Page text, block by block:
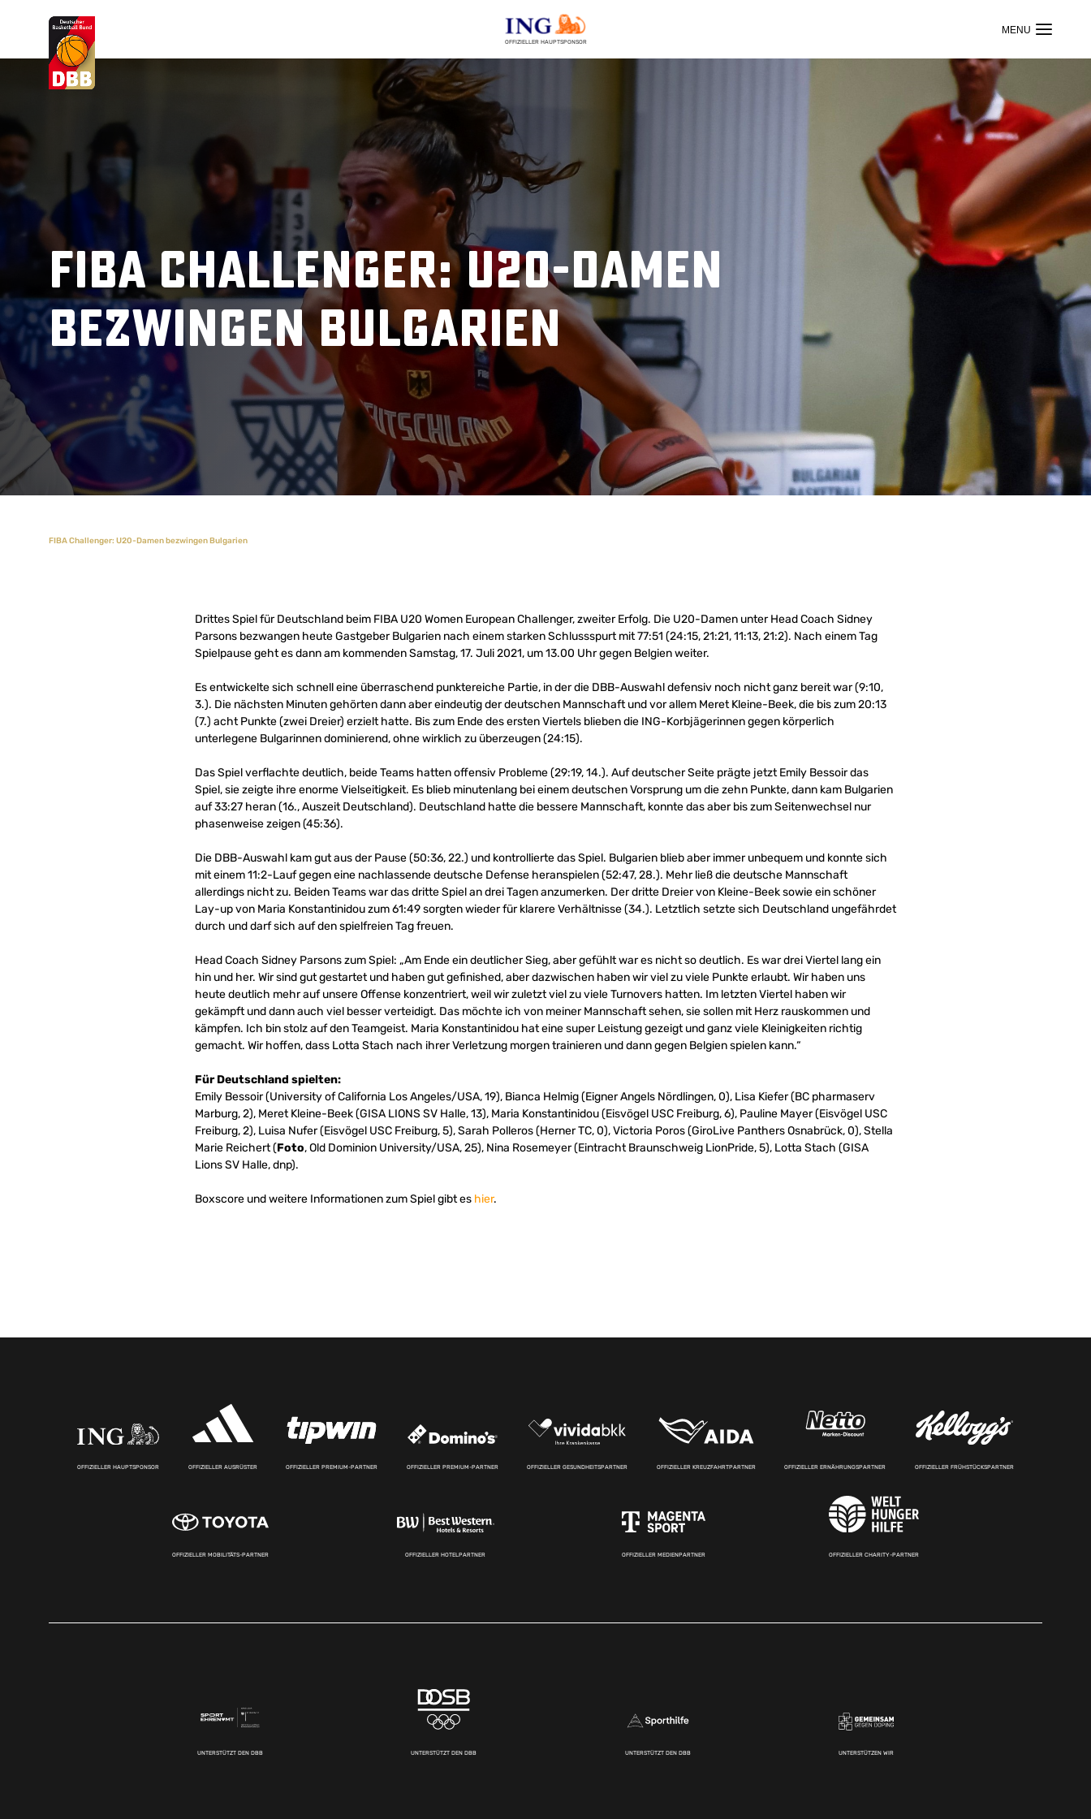
OFFIZIELLER HAUPTSPONSOR
Suchvorschläge
Amet Valputo
FIBA Challenger: U20-Damen
bezwingen Bulgarien
FIBA Challenger: U20-Damen bezwingen Bulgarien
Drittes Spiel für Deutschland beim FIBA U20 Women European Challenger, zweiter Erfolg. Die U20-Damen unter Head Coach Sidney
Parsons bezwangen heute Gastgeber Bulgarien nach einem starken Schlussspurt mit 77:51 (24:15, 21:21, 11:13, 21:2). Nach einem Tag
Spielpause geht es dann am kommenden Samstag, 17. Juli 2021, um 13.00 Uhr gegen Belgien weiter.
Es entwickelte sich schnell eine überraschend punktereiche Partie, in der die DBB-Auswahl defensiv noch nicht ganz bereit war (9:10,
3.). Die nächsten Minuten gehörten dann aber eindeutig der deutschen Mannschaft und vor allem Meret Kleine-Beek, die bis zum 20:13
(7.) acht Punkte (zwei Dreier) erzielt hatte. Bis zum Ende des ersten Viertels blieben die ING-Korbjägerinnen gegen körperlich
unterlegene Bulgarinnen dominierend, ohne wirklich zu überzeugen (24:15).
Das Spiel verflachte deutlich, beide Teams hatten offensiv Probleme (29:19, 14.). Auf deutscher Seite prägte jetzt Emily Bessoir das
Spiel, sie zeigte ihre enorme Vielseitigkeit. Es blieb minutenlang bei einem deutschen Vorsprung um die zehn Punkte, dann kam Bulgarien
auf 33:27 heran (16., Auszeit Deutschland). Deutschland hatte die bessere Mannschaft, konnte das aber bis zum Seitenwechsel nur
phasenweise zeigen (45:36).
Die DBB-Auswahl kam gut aus der Pause (50:36, 22.) und kontrollierte das Spiel. Bulgarien blieb aber immer unbequem und konnte sich
mit einem 11:2-Lauf gegen eine nachlassende deutsche Defense heranspielen (52:47, 28.). Mehr ließ die deutsche Mannschaft
allerdings nicht zu. Beiden Teams war das dritte Spiel an drei Tagen anzumerken. Der dritte Dreier von Kleine-Beek sowie ein schöner
Lay-up von Maria Konstantinidou zum 61:49 sorgten wieder für klarere Verhältnisse (34.). Letztlich setzte sich Deutschland ungefährdet
durch und darf sich auf den spielfreien Tag freuen.
Head Coach Sidney Parsons zum Spiel: „Am Ende ein deutlicher Sieg, aber gefühlt war es nicht so deutlich. Es war drei Viertel lang ein
hin und her. Wir sind gut gestartet und haben gut gefinished, aber dazwischen haben wir viel zu viele Punkte erlaubt. Wir haben uns
heute deutlich mehr auf unsere Offense konzentriert, weil wir zuletzt viel zu viele Turnovers hatten. Im letzten Viertel haben wir
gekämpft und dann auch viel besser verteidigt. Das möchte ich von meiner Mannschaft sehen, sie sollen mit Herz rauskommen und
kämpfen. Ich bin stolz auf den Teamgeist. Maria Konstantinidou hat eine super Leistung gezeigt und ganz viele Kleinigkeiten richtig
gemacht. Wir hoffen, dass Lotta Stach nach ihrer Verletzung morgen trainieren und dann gegen Belgien spielen kann.“
Für Deutschland spielten:
Emily Bessoir (University of California Los Angeles/USA, 19), Bianca Helmig (Eigner Angels Nördlingen, 0), Lisa Kiefer (BC pharmaserv
Marburg, 2), Meret Kleine-Beek (GISA LIONS SV Halle, 13), Maria Konstantinidou (Eisvögel USC Freiburg, 6), Pauline Mayer (Eisvögel USC
Freiburg, 2), Luisa Nufer (Eisvögel USC Freiburg, 5), Sarah Polleros (Herner TC, 0), Victoria Poros (GiroLive Panthers Osnabrück, 0), Stella
Marie Reichert (Foto, Old Dominion University/USA, 25), Nina Rosemeyer (Eintracht Braunschweig LionPride, 5), Lotta Stach (GISA
Lions SV Halle, dnp).
Boxscore und weitere Informationen zum Spiel gibt es hier.
OFFIZIELLER HAUPTSPONSOR OFFIZIELLER AUSRÜSTER OFFIZIELLER PREMIUM-PARTNER OFFIZIELLER PREMIUM-PARTNER OFFIZIELLER GESUNDHEITSPARTNER OFFIZIELLER KREUZFAHRTPARTNER OFFIZIELLER ERNÄHRUNGSPARTNER OFFIZIELLER FRÜHSTÜCKSPARTNER
OFFIZIELLER MOBILITÄTS-PARTNER OFFIZIELLER HOTELPARTNER OFFIZIELLER MEDIENPARTNER OFFIZIELLER CHARITY-PARTNER
UNTERSTÜTZT DEN DBB UNTERSTÜTZT DEN DBB UNTERSTÜTZT DEN DBB UNTERSTÜTZEN WIR